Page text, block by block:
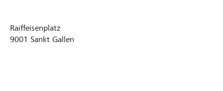
Raiffeisenplatz
9001 Sankt Gallen